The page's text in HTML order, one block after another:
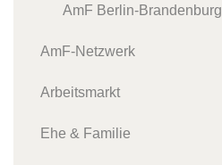
AmF Berlin-Brandenburg
AmF-Netzwerk
Arbeitsmarkt
Ehe & Familie